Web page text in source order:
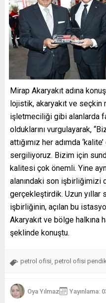
Mirap Akaryakıt adına
lojistik, akaryakıt ve seçkin
işletmeciliği gibi alanlarda
olduklarını vurgulayarak,
attığımız her adımda
sergiliyoruz. Bizim için
kalitesi çok önemli. Yine
alanındaki son işbirliğimizi
gerçekleştirdik. Uzun
işbirliğinin, açılan bu
Akaryakıt ve bölge halkına
şeklinde konuştu.
petrol ofisi, petrol ofisi
Oya Yılmaz Yayınlama: